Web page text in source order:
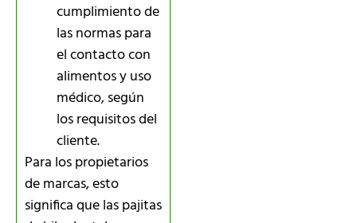
cumplimiento de
las normas para
el contacto con
alimentos y uso
médico, según
los requisitos del
cliente.
Para los propietarios
de marcas, esto
significa que las pajitas